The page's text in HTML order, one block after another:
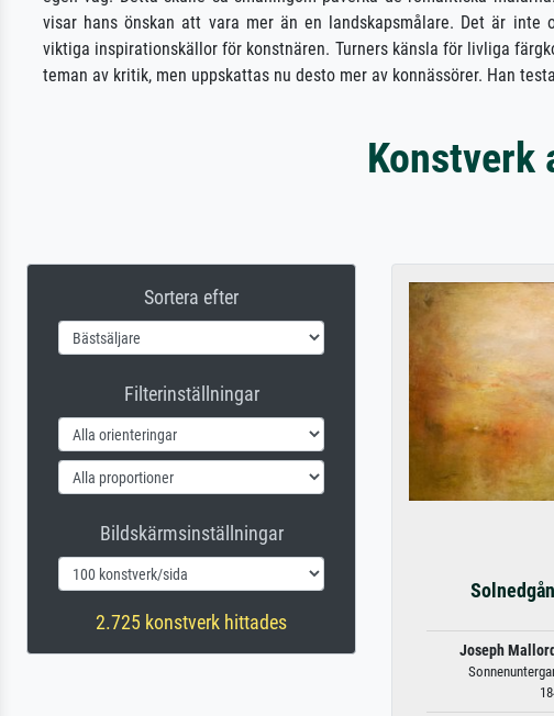
visar hans önskan att vara mer än en landskapsmålare. Det är
viktiga inspirationskällor för konstnären. Turners känsla för livliga
teman av kritik, men uppskattas nu desto mer av konnässörer. Han
Konstverk
Sortera efter
Filterinställningar
Bildskärmsinställningar
2.725 konstverk hittades
Joseph